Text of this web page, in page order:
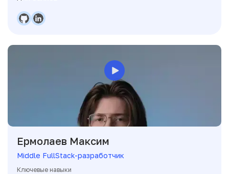
Ермолаев Максим
Middle FullStack-разработчик
Ключевые навыки